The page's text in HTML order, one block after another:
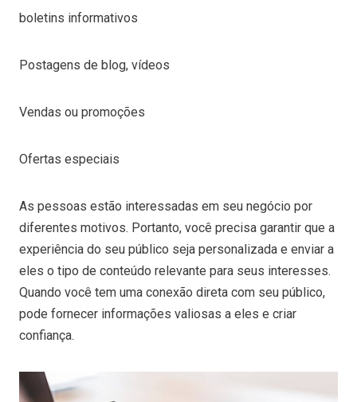
boletins informativos
Postagens de blog, vídeos
Vendas ou promoções
Ofertas especiais
As pessoas estão interessadas em seu negócio por
diferentes motivos. Portanto, você precisa garantir que a
experiência do seu público seja personalizada e enviar a
eles o tipo de conteúdo relevante para seus interesses.
Quando você tem uma conexão direta com seu público,
pode fornecer informações valiosas a eles e criar
confiança.